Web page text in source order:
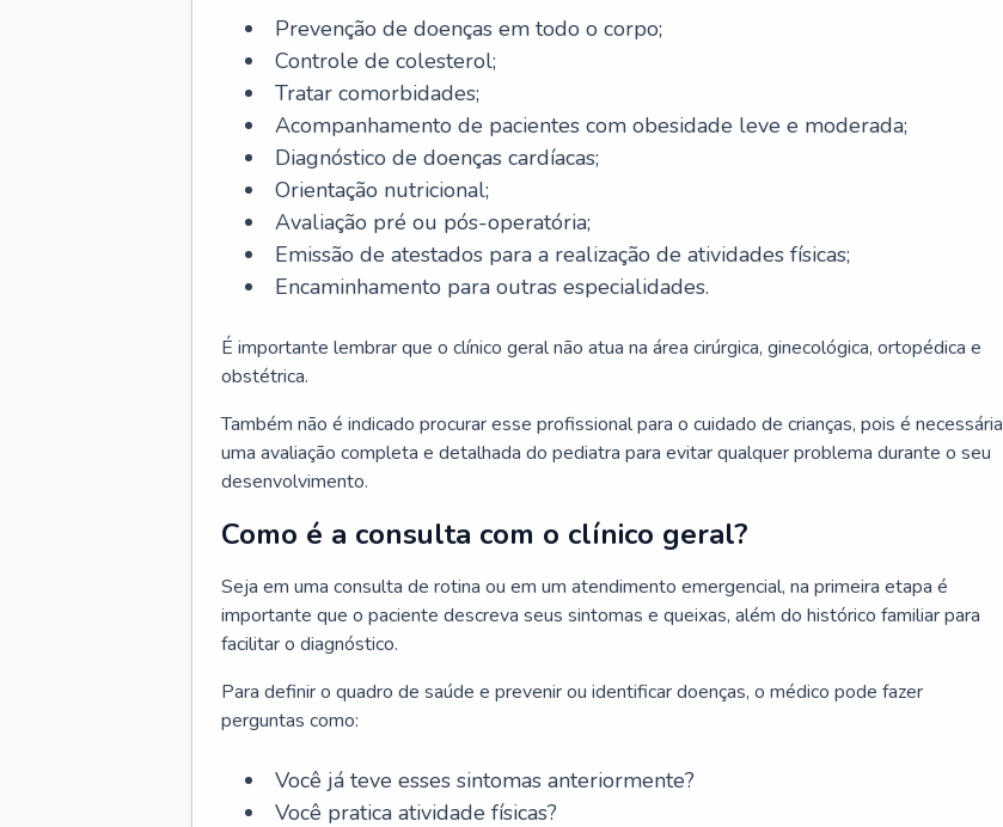
Prevenção de doenças em todo o corpo;
Controle de colesterol;
Tratar comorbidades;
Acompanhamento de pacientes com obesidade leve e moderada;
Diagnóstico de doenças cardíacas;
Orientação nutricional;
Avaliação pré ou pós-operatória;
Emissão de atestados para a realização de atividades físicas;
Encaminhamento para outras especialidades.
É importante lembrar que o clínico geral não atua na área cirúrgica, ginecológica, ortopédica e
obstétrica.
Também não é indicado procurar esse profissional para o cuidado de crianças, pois é necessária
uma avaliação completa e detalhada do pediatra para evitar qualquer problema durante o seu
desenvolvimento.
Como é a consulta com o clínico geral?
Seja em uma consulta de rotina ou em um atendimento emergencial, na primeira etapa é
importante que o paciente descreva seus sintomas e queixas, além do histórico familiar para
facilitar o diagnóstico.
Para definir o quadro de saúde e prevenir ou identificar doenças, o médico pode fazer
perguntas como:
Você já teve esses sintomas anteriormente?
Você pratica atividade físicas?